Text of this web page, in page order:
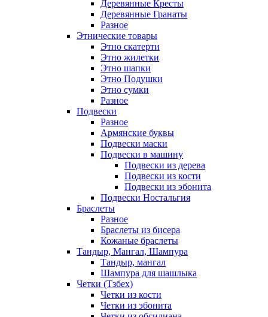
Деревянные Кресты
Деревянные Гранаты
Разное
Этнические товары
Этно скатерти
Этно жилетки
Этно шапки
Этно Подушки
Этно сумки
Разное
Подвески
Разное
Армянские буквы
Подвески маски
Подвески в машину
Подвески из дерева
Подвески из кости
Подвески из эбонита
Подвески Ностальгия
Браслеты
Разное
Браслеты из бисера
Кожаные браслеты
Тандыр, Мангал, Шампура
Тандыр, мангал
Шампура для шашлыка
Четки (Тзбех)
Четки из кости
Четки из эбонита